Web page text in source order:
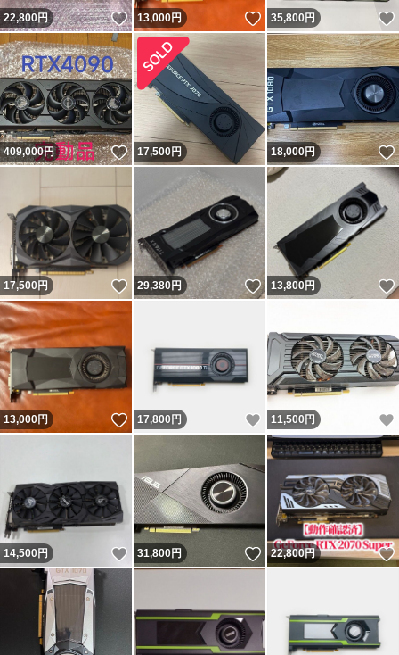
22,800円 いいね！
13,000円 いいね！
35,800円
409,000円 いいね！
17,500円 18,000円
17,500円 いいね！
29,380円 いいね！
13,800円
13,000円 いいね！
17,800 円 いいね！
11,500 円
14,500円 いいね！
31,800円 いいね！
22,800円